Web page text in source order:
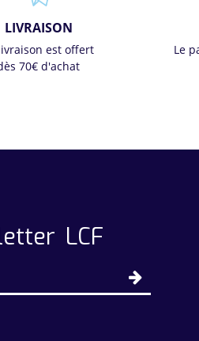
LIVRAISON
est offert
70€ d'achat
Le
LCF